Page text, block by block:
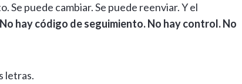
Se puede cambiar. Se puede reenviar. Y el
No hay código de seguimiento. No hay control. No
letras.